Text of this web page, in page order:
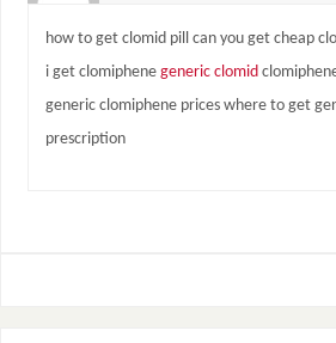
how to get clomid pill can you get cheap
i get clomiphene generic clomid
generic clomiphene prices where to get
prescription